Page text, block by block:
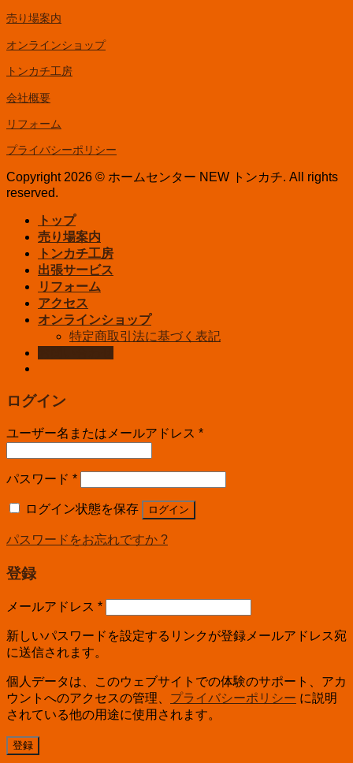
売り場案内
オンラインショップ
トンカチ工房
会社概要
リフォーム
プライバシーポリシー
Copyright 2026 © ホームセンター NEW トンカチ. All rights
reserved.
トップ
売り場案内
トンカチ工房
出張サービス
リフォーム
アクセス
オンラインショップ
特定商取引法に基づく表記
ログイン
ユーザー名またはメールアドレス *
パスワード *
ログイン状態を保存 ログイン
パスワードをお忘れですか ?
登録
メールアドレス *
新しいパスワードを設定するリンクが登録メールアドレス宛
に送信されます。
個人データは、このウェブサイトでの体験のサポート、アカ
ウントへのアクセスの管理、 プライバシーポリシー に説明
されている他の用途に使用されます。
登録